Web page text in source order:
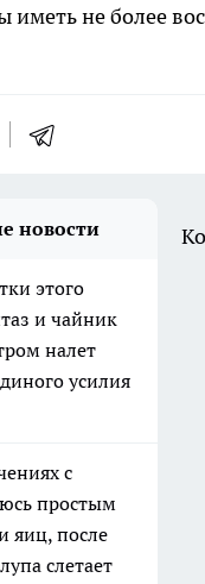
иметь не более
новости
этого
и чайник
налет
усилия
с
простым
яиц, после
слетает